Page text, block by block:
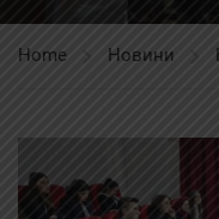
Home Новини